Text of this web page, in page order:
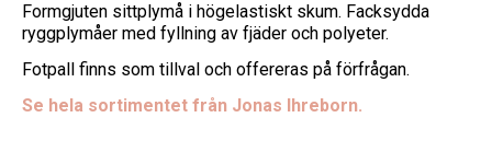
Formgjuten sittplymå i högelastiskt skum. Facksydda
ryggplymåer med fyllning av fjäder och polyeter.
Fotpall finns som tillval och offereras på förfrågan.
Se hela sortimentet från Jonas Ihreborn.